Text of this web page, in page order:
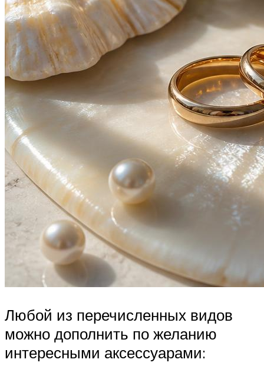
Любой из перечисленных видов
можно дополнить по желанию
интересными аксессуарами: